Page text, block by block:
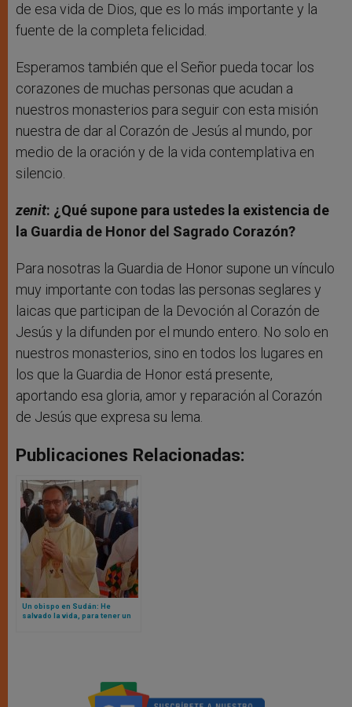
de esa vida de Dios, que es lo más importante y la
fuente de la completa felicidad.
Esperamos también que el Señor pueda tocar los
corazones de muchas personas que acudan a
nuestros monasterios para seguir con esta misión
nuestra de dar al Corazón de Jesús al mundo, por
medio de la oración y de la vida contemplativa en
silencio.
zenit: ¿Qué supone para ustedes la existencia de
la Guardia de Honor del Sagrado Corazón?
Para nosotras la Guardia de Honor supone un vínculo
muy importante con todas las personas seglares y
laicas que participan de la Devoción al Corazón de
Jesús y la difunden por el mundo entero. No solo en
nuestros monasterios, sino en todos los lugares en
los que la Guardia de Honor está presente,
aportando esa gloria, amor y reparación al Corazón
de Jesús que expresa su lema.
Publicaciones Relacionadas:
Un obispo en Sudán: He
salvado la vida, para tener un